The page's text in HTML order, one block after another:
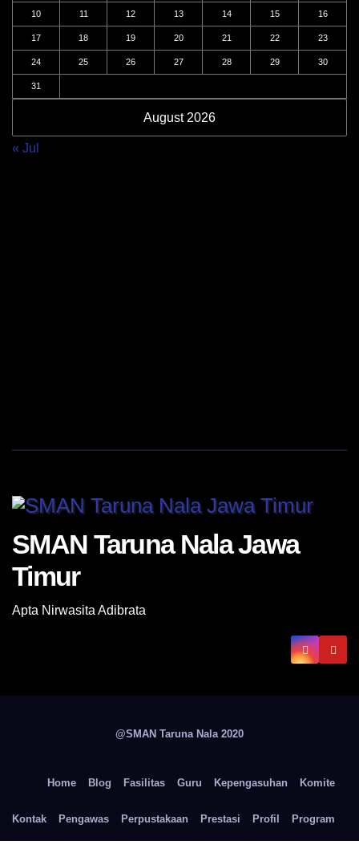
August 2026
10 11 12 13 14 15 16
17 18 19 20 21 22 23
24 25 26 27 28 29 30
31
« Jul
SMAN Taruna Nala Jawa
Timur
Apta Nirwasita Adibrata
@SMAN Taruna Nala 2020
Home Blog Fasilitas Guru Kepengasuhan Komite
Kontak Pengawas Perpustakaan Prestasi Profil Program